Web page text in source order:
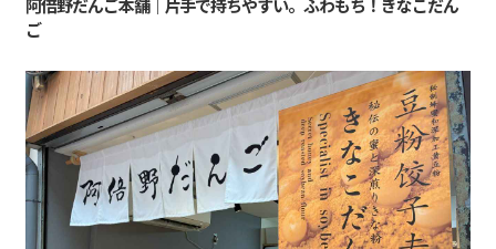
阿倍野だんご本舗｜片手で持ちやすい。ふわもち！きなこだん
ご